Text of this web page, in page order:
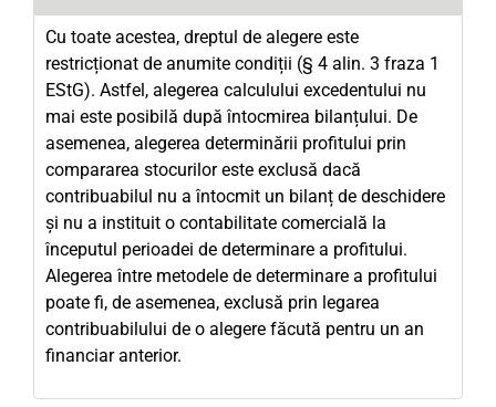
Cu toate acestea, dreptul de alegere este
restricționat de anumite condiții (§ 4 alin. 3 fraza 1
EStG). Astfel, alegerea calculului excedentului nu
mai este posibilă după întocmirea bilanțului. De
asemenea, alegerea determinării profitului prin
compararea stocurilor este exclusă dacă
contribuabilul nu a întocmit un bilanț de deschidere
și nu a instituit o contabilitate comercială la
începutul perioadei de determinare a profitului.
Alegerea între metodele de determinare a profitului
poate fi, de asemenea, exclusă prin legarea
contribuabilului de o alegere făcută pentru un an
financiar anterior.